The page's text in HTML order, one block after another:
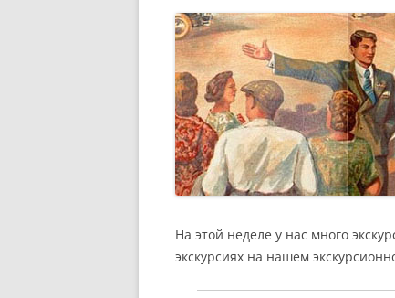
На этой неделе у нас много
экскурсиях на нашем